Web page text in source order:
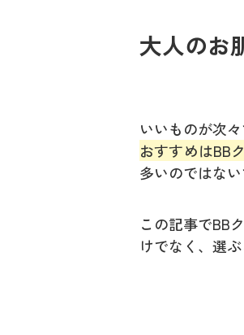
大人のお
いいものが次
おすすめはBB
多いのではない
この記事でBB
けでなく、選